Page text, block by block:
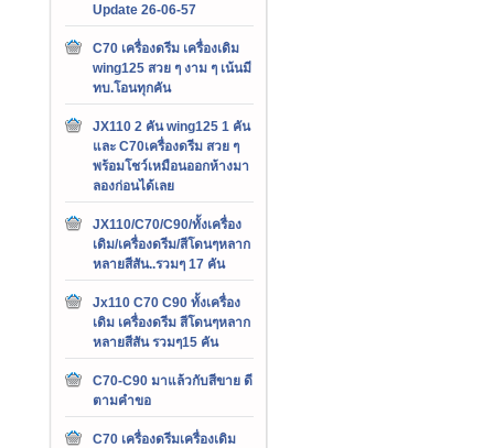
Update 26-06-57
C70 เครื่องดรีม เครื่องเดิม
wing125 สวย ๆ งาม ๆ เน้นมี
ทบ.โอนทุกคัน
JX110 2 คัน wing125 1 คัน
และ C70เครื่องดรีม สวย ๆ
พร้อมโชว์เหมือนออกห้างมา
ลองก่อนได้เลย
JX110/C70/C90/ทั้งเครื่อง
เดิม/เครื่องดรีม/สีโดนๆหลาก
หลายสีสัน..รวมๆ 17 คัน
Jx110 C70 C90 ทั้งเครื่อง
เดิม เครื่องดรีม สีโดนๆหลาก
หลายสีสัน รวมๆ15 คัน
C70-C90 มาแล้วกับสีขาย ดี
ตามคำขอ
C70 เครื่องดรีมเครื่องเดิม